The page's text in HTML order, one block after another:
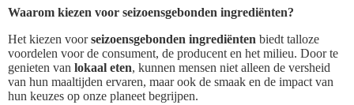
Waarom kiezen voor seizoensgebonden ingrediënten?
Het kiezen voorseizoensgebonden ingrediënten biedt talloze
voordelen voor de consument, de producent en het milieu. Door te
genieten van lokaal eten, kunnen mensen niet alleen de versheid
van hun maaltijden ervaren, maar ook de smaak en de impact van
hun keuzes op onze planeet begrijpen.